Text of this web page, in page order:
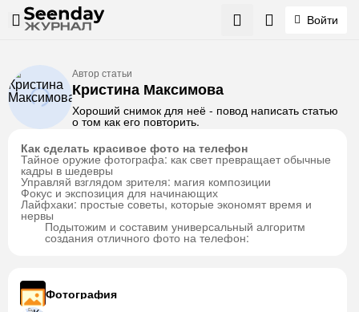
Войти
Фотография
Автор статьи
Кристина Максимова
Хороший снимок для неё - повод написать статью
о том как его повторить.
Как сделать красивое фото на телефон
Тайное оружие фотографа: как свет превращает обычные
кадры в шедевры
Управляй взглядом зрителя: магия композиции
Фокус и экспозиция для начинающих
Лайфхаки: простые советы, которые экономят время и
нервы
Подытожим и составим универсальный алгоритм
создания отличного фото на телефон: